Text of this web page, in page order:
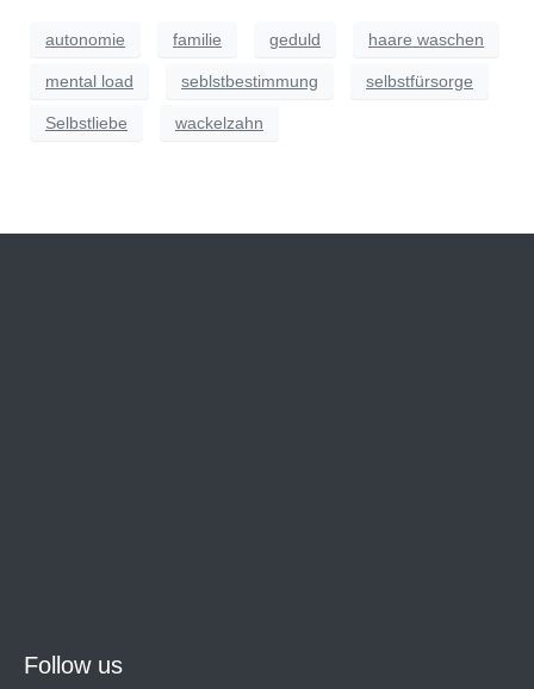
autonomie familie geduld haare waschen
mental load seblstbestimmung selbstfürsorge
Selbstliebe wackelzahn
Follow us